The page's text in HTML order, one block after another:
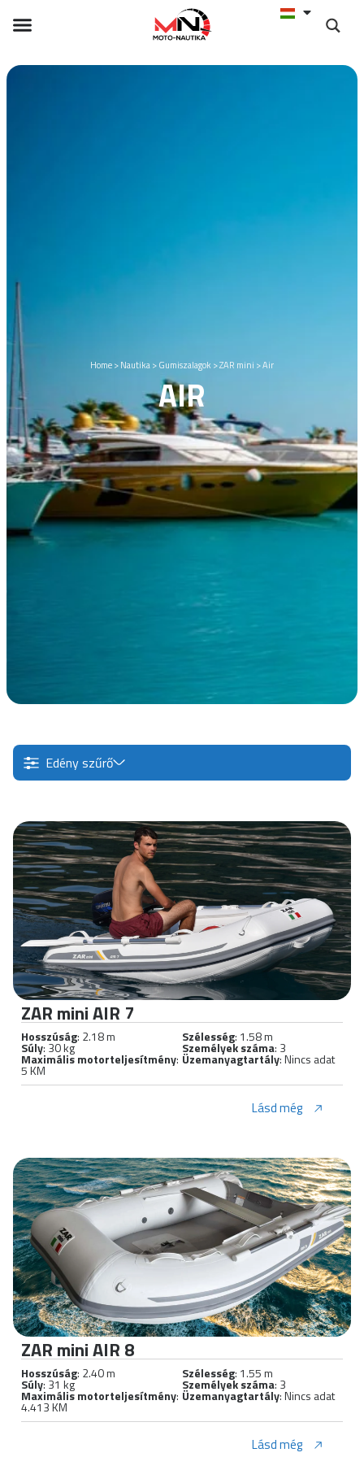
Home>Nautika>Gumiszalagok >ZAR mini >Air
AIR
Edény szűrő
ZAR mini AIR 7
Hosszúság: 2.18 m Szélesség: 1.58 m
Súly: 30 kg Személyek száma: 3
Maximális motorteljesítmény:
5 KM
Üzemanyagtartály: Nincs adat
Lásd még
ZAR mini AIR 8
Hosszúság: 2.40 m Szélesség: 1.55 m
Súly: 31 kg Személyek száma: 3
Maximális motorteljesítmény:
4.413 KM
Üzemanyagtartály: Nincs adat
Lásd még